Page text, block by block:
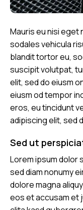
Mauris eu nisi eget
sodales vehicula
blandit tortor eu,
suscipit volutpat,
elit, sed do eiusm
eiusm od tempor
eros, eu tincidunt
adipiscing elit, sed
Sed ut
Lorem ipsum dolor
sed diam nonumy
dolore magna
eos et accusam et